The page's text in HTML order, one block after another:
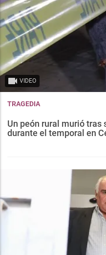
VIDEO
TRAGEDIA
Un peón rural murió tras
durante el temporal en